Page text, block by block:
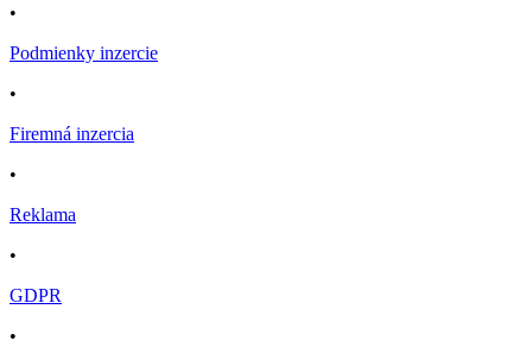
•
Podmienky inzercie
•
Firemná inzercia
•
Reklama
•
GDPR
•